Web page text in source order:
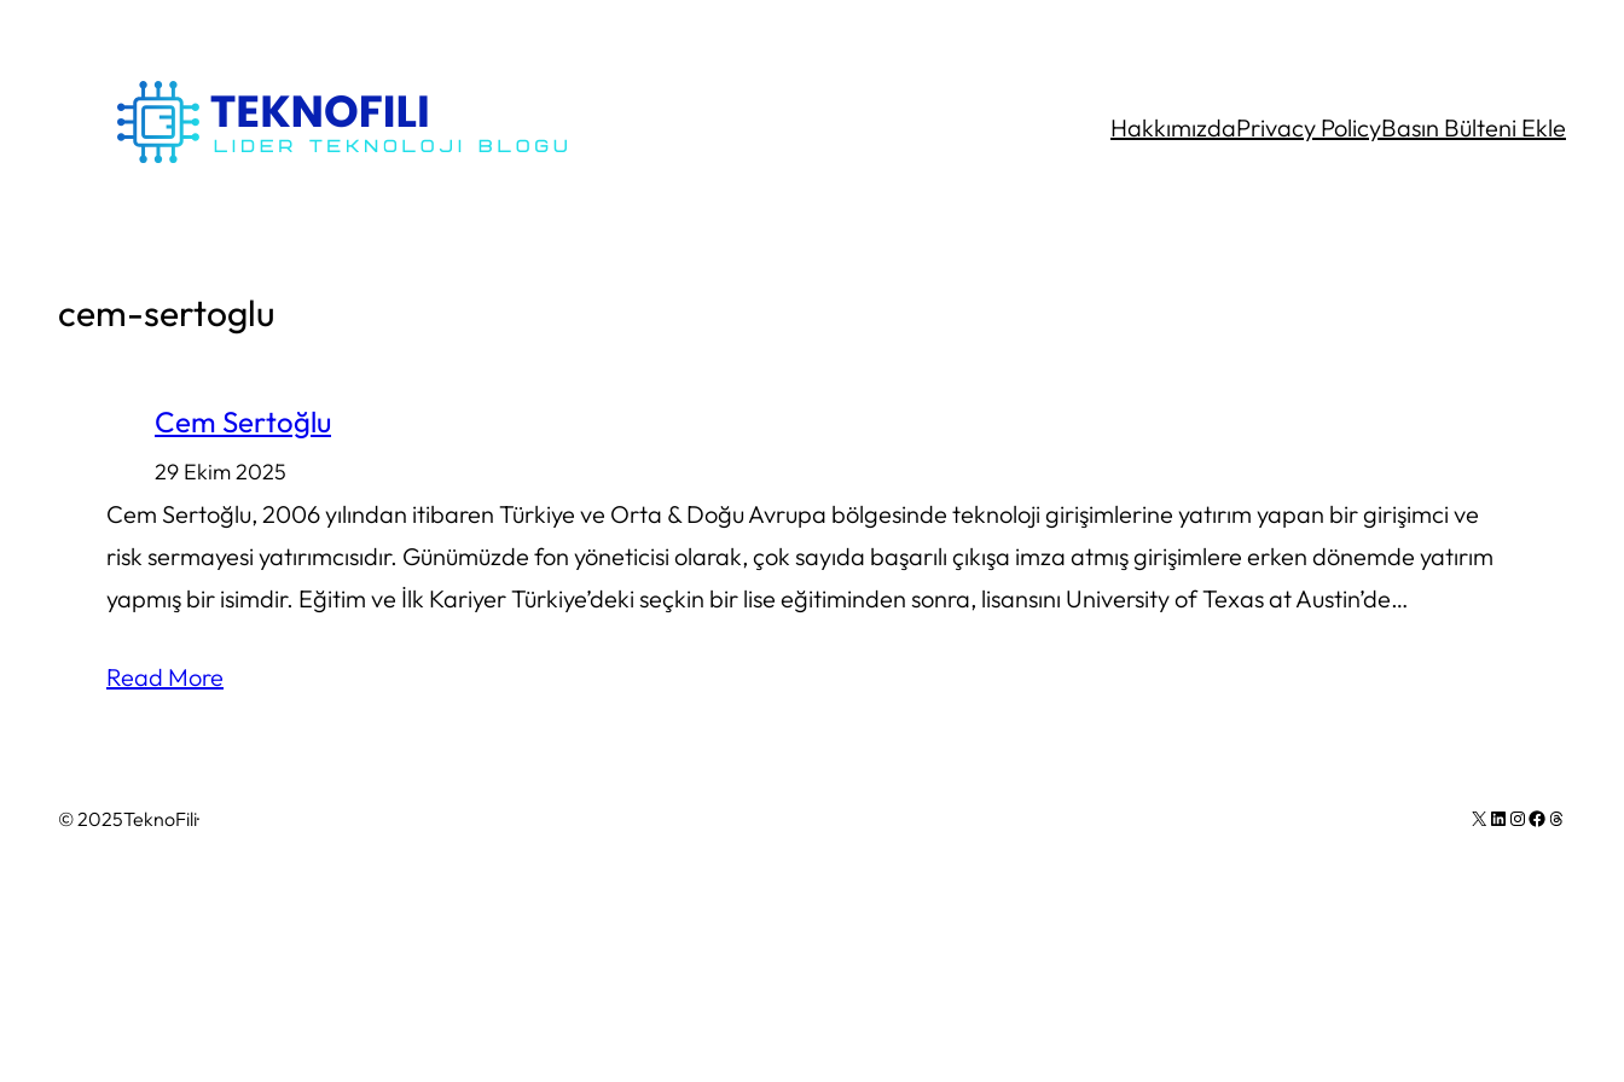
HakkımızdaPrivacy PolicyBasın Bülteni Ekle
cem-sertoglu
Cem Sertoğlu
29 Ekim 2025
Cem Sertoğlu, 2006 yılından itibaren Türkiye ve Orta & Doğu Avrupa bölgesinde teknoloji girişimlerine yatırım yapan bir girişimci ve
risk sermayesi yatırımcısıdır. Günümüzde fon yöneticisi olarak, çok sayıda başarılı çıkışa imza atmış girişimlere erken dönemde yatırım
yapmış bir isimdir. Eğitim ve İlk Kariyer Türkiye’deki seçkin bir lise eğitiminden sonra, lisansını University of Texas at Austin’de…
Read More
© 2025TeknoFili· X LinkedIn
Instagram
Facebook
Thread (iş parçacığı) sayısı